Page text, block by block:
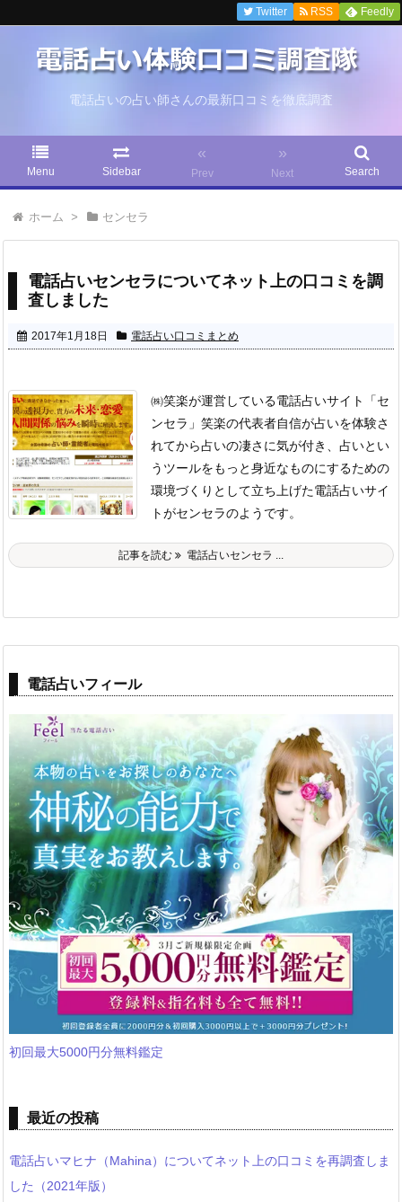
電話占いの占い師さんの最新口コミを徹底調査
Menu Sidebar
«
Prev
»
Next Search
Twitter RSS Feedly
ホーム > センセラ
電話占いセンセラについてネット上の口コミを調
査しました
2017年1月18日 電話占い口コミまとめ
㈱笑楽が運営している電話占いサイト「セ
ンセラ」 笑楽の代表者自信が占いを体験さ
れてから占いの凄さに気が付き、占いとい
うツールをもっと身近なものにするための
環境づくりとして立ち上げた電話占いサイ
トがセンセラのようです。
記事を読む 電話占いセンセラ ...
電話占いフィール
初回最大5000円分無料鑑定
最近の投稿
電話占いマヒナ（Mahina）についてネット上の口コミを再調査しま
した（2021年版）